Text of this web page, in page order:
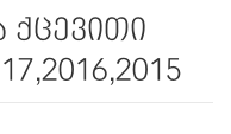
ქცევითი